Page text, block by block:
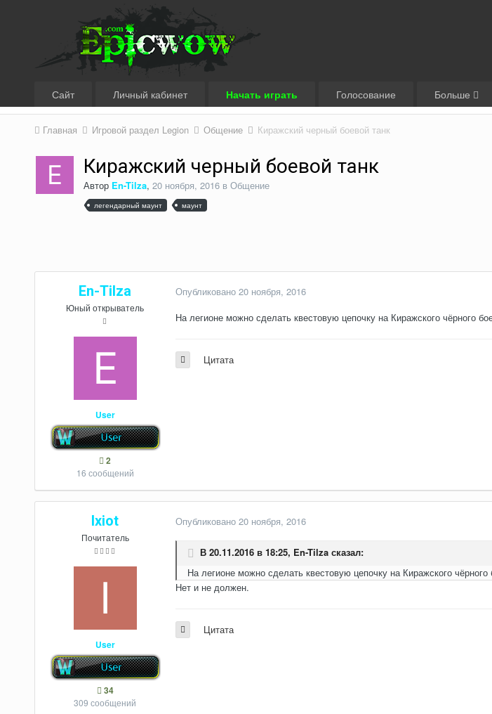
Сайт Личный кабинет Начать играть Голосование Больше
Главная Игровой раздел Legion Общение Киражский черный боевой танк
Киражский черный боевой танк
Автор En-Tilza, 20 ноября, 2016в Общение
легендарный маунт маунт
En-Tilza
Юный открыватель
User
2
16 сообщений
Опубликовано 20 ноября, 2016
На легионе можно сделать квестовую цепочку на Киражского чёрного
Цитата
Ixiot
Почитатель
User
34
309 сообщений
Опубликовано 20 ноября, 2016
В 20.11.2016 в 18:25, En-Tilzaсказал:
На легионе можно сделать квестовую цепочку на Киражского чёрного
Нет и не должен.
Цитата